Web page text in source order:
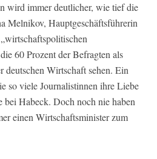
wird immer deutlicher, wie tief die
Melnikov, Hauptgeschäftsführerin
60 Prozent der Befragten als
deutschen Wirtschaft sehen. Ein
so viele Journalistinnen ihre Liebe
bei Habeck. Doch noch nie haben
einen Wirtschaftsminister zum